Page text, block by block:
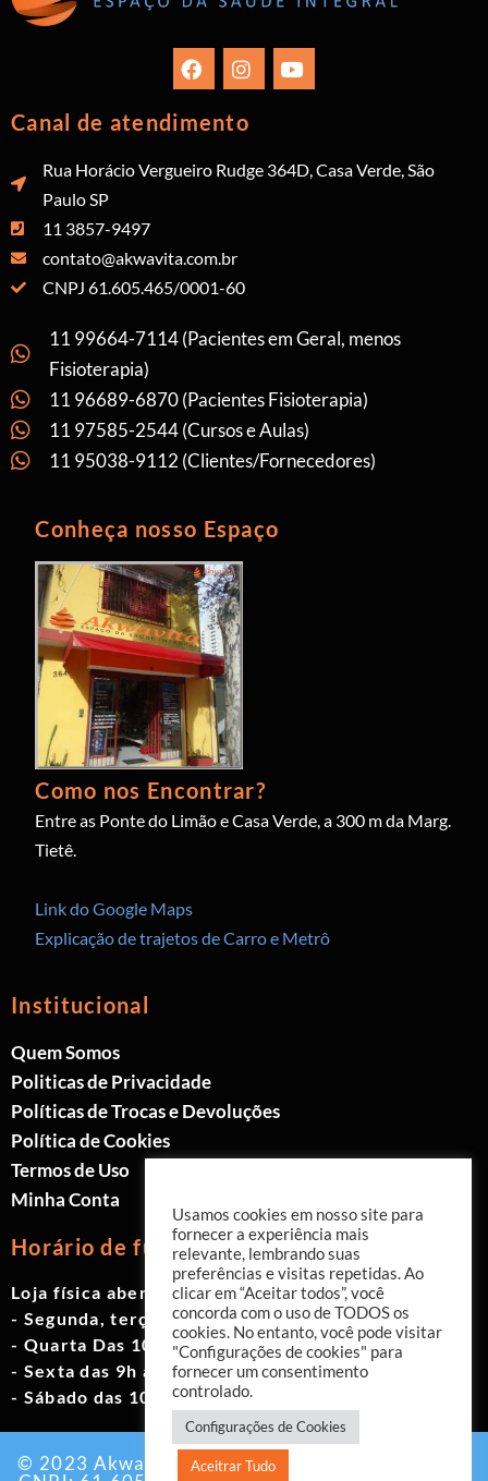
Canal de atendimento
Rua Horácio Vergueiro Rudge 364D, Casa Verde, São
Paulo SP
11 3857-9497
contato@akwavita.com.br
CNPJ 61.605.465/0001-60
11 99664-7114 (Pacientes em Geral, menos
Fisioterapia)
11 96689-6870 (Pacientes Fisioterapia)
11 97585-2544 (Cursos e Aulas)
11 95038-9112 (Clientes/Fornecedores)
Conheça nosso Espaço
Como nos Encontrar?
Entre as Ponte do Limão e Casa Verde, a 300 m da Marg.
Tietê.
Link do Google Maps
Explicação de trajetos de Carro e Metrô
Institucional
Quem Somos
Politicas de Privacidade
Políticas de Trocas e Devoluções
Política de Cookies
Termos de Uso
Minha Conta
Horário de funcionamento
Loja física aberta de Segunda à Sábado.
- Segunda, terça e quinta das 9h às 19h
- Quarta Das 10h às 18h
- Sexta das 9h às 18h
- Sábado das 10h às 17h
© 2023 Akwavita - Todos os direitos reservados.
Usamos cookies em nosso site para
fornecer a experiência mais
relevante, lembrando suas
preferências e visitas repetidas. Ao
clicar em “Aceitar todos”, você
concorda com o uso de TODOS os
cookies. No entanto, você pode visitar
"Configurações de cookies" para
fornecer um consentimento
controlado.
Configurações de Cookies
Aceitrar Tudo